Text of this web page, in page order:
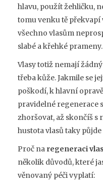
hlavu, použít žehličku,
tomu venku tě překvapí
všechno vlasům
slabé a křehké prameny.
Vlasy totiž nemají
třeba kůže. Jakmile se
poškodí, k hlavní
pravidelné regenerace
zhoršovat, až skončíš s
hustota vlasů taky půjde
Proč na regeneraci
několik důvodů, které
věnovaný péči vyplatí: